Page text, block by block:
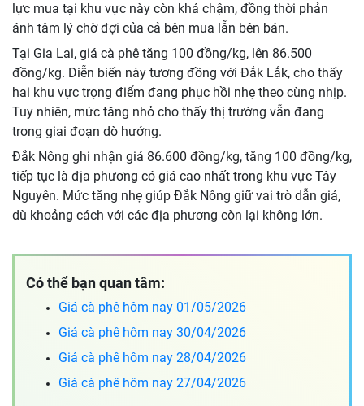
lực mua tại khu vực này còn khá chậm, đồng thời phản
ánh tâm lý chờ đợi của cả bên mua lẫn bên bán.
Tại Gia Lai, giá cà phê tăng 100 đồng/kg, lên 86.500
đồng/kg. Diễn biến này tương đồng với Đắk Lắk, cho thấy
hai khu vực trọng điểm đang phục hồi nhẹ theo cùng nhịp.
Tuy nhiên, mức tăng nhỏ cho thấy thị trường vẫn đang
trong giai đoạn dò hướng.
Đắk Nông ghi nhận giá 86.600 đồng/kg, tăng 100 đồng/kg,
tiếp tục là địa phương có giá cao nhất trong khu vực Tây
Nguyên. Mức tăng nhẹ giúp Đắk Nông giữ vai trò dẫn giá,
dù khoảng cách với các địa phương còn lại không lớn.
Có thể bạn quan tâm:
Giá cà phê hôm nay 01/05/2026
Giá cà phê hôm nay 30/04/2026
Giá cà phê hôm nay 28/04/2026
Giá cà phê hôm nay 27/04/2026